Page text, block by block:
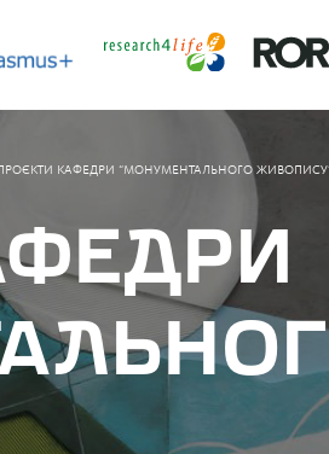
КАФЕДРИ “МОНУМЕНТАЛЬНОГО